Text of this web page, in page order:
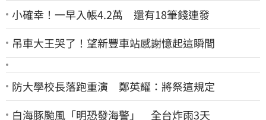
小確幸！一早入帳4.2萬 還有18筆錢連發
吊車大王哭了！望新豐車站感謝憶起這瞬間
防大學校長落跑重演 鄭英耀：將祭這規定
白海豚颱風「明恐發海警」 全台炸雨3天